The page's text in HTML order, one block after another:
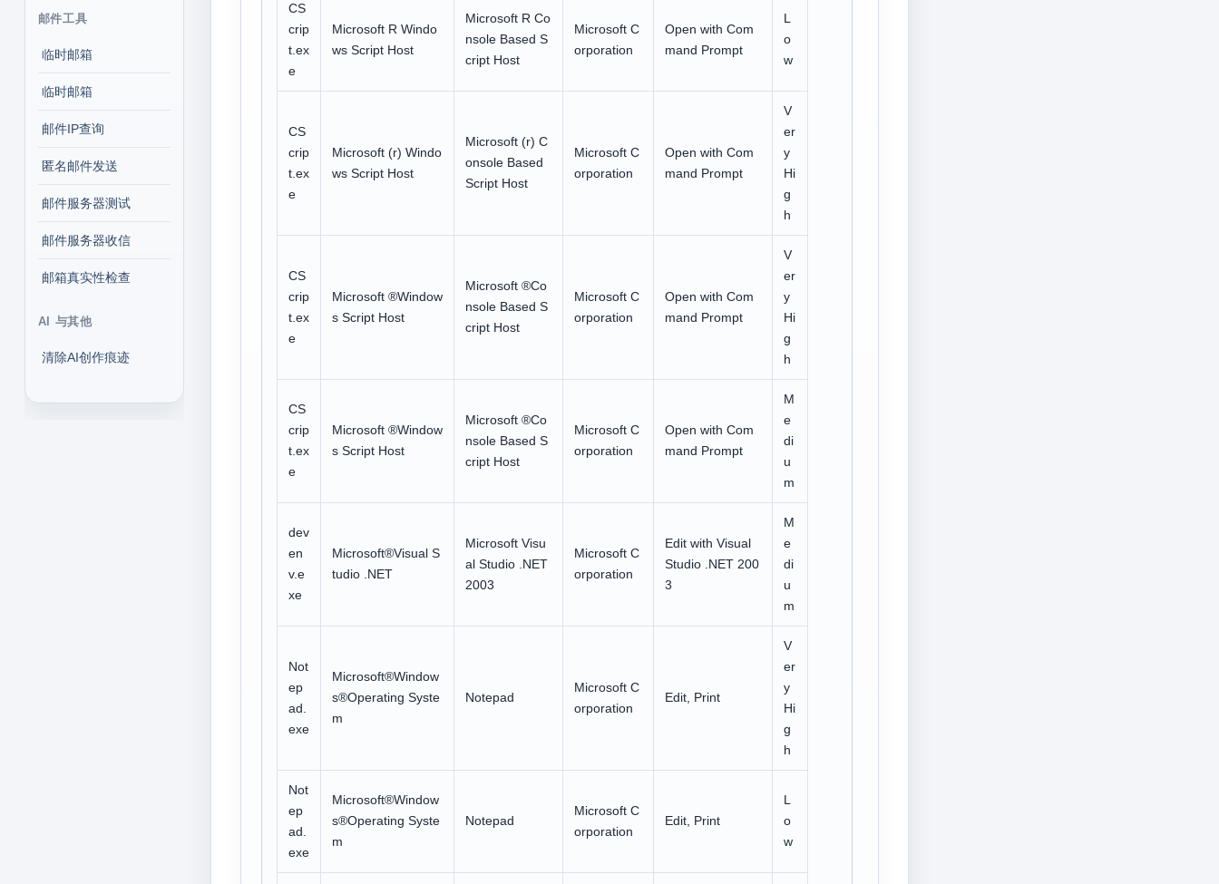
邮件工具
临时邮箱
临时邮箱
邮件IP查询
匿名邮件发送
邮件服务器测试
邮件服务器收信
邮箱真实性检查
AI 与其他
清除AI创作痕迹
CS
crip
t.ex
e
Microsoft R Windo
ws Script Host
Microsoft R Co
nsole Based S
cript Host
Microsoft C
orporation
Open with Com
mand Prompt
L
o
w
CS
crip
t.ex
e
Microsoft (r) Windo
ws Script Host
Microsoft (r) C
onsole Based
Script Host
Microsoft C
orporation
Open with Com
mand Prompt
V
er
y
Hi
g
h
CS
crip
t.ex
e
Microsoft ®Window
s Script Host
Microsoft ®Co
nsole Based S
cript Host
Microsoft C
orporation
Open with Com
mand Prompt
V
er
y
Hi
g
h
CS
crip
t.ex
e
Microsoft ®Window
s Script Host
Microsoft ®Co
nsole Based S
cript Host
Microsoft C
orporation
Open with Com
mand Prompt
M
e
di
u
m
dev
en
v.e
xe
Microsoft®Visual S
tudio .NET
Microsoft Visu
al Studio .NET
2003
Microsoft C
orporation
Edit with Visual
Studio .NET 200
3
M
e
di
u
m
Not
ep
ad.
exe
Microsoft®Window
s®Operating Syste
m
Notepad
Microsoft C
orporation
Edit, Print
V
er
y
Hi
g
h
Not
ep
ad.
exe
Microsoft®Window
s®Operating Syste
m
Notepad
Microsoft C
orporation
Edit, Print
L
o
w